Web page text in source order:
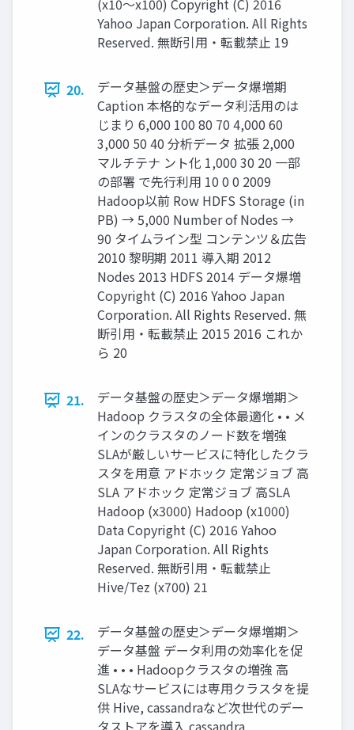
(x10〜x100) Copyright (C) 2016
Yahoo Japan Corporation. All Rights
Reserved. 無断引用・転載禁止 19
20.
データ基盤の歴史＞データ爆増期
Caption 本格的なデータ利活用のは
じまり 6,000 100 80 70 4,000 60
3,000 50 40 分析データ 拡張 2,000
マルチテナ ント化 1,000 30 20 一部
の部署 で先行利用 10 0 0 2009
Hadoop以前 Row HDFS Storage (in
PB) → 5,000 Number of Nodes →
90 タイムライン型 コンテンツ＆広告
2010 黎明期 2011 導入期 2012
Nodes 2013 HDFS 2014 データ爆増
Copyright (C) 2016 Yahoo Japan
Corporation. All Rights Reserved. 無
断引用・転載禁止 2015 2016 これか
ら 20
21.
データ基盤の歴史＞データ爆増期＞
Hadoop クラスタの全体最適化 • • メ
インのクラスタのノード数を増強
SLAが厳しいサービスに特化したクラ
スタを用意 アドホック 定常ジョブ 高
SLA アドホック 定常ジョブ 高SLA
Hadoop (x3000) Hadoop (x1000)
Data Copyright (C) 2016 Yahoo
Japan Corporation. All Rights
Reserved. 無断引用・転載禁止
Hive/Tez (x700) 21
22.
データ基盤の歴史＞データ爆増期＞
データ基盤 データ利用の効率化を促
進 • • • Hadoopクラスタの増強 高
SLAなサービスには専用クラスタを提
供 Hive, cassandraなど次世代のデー